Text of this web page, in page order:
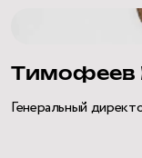
Тимофеев
Генеральный